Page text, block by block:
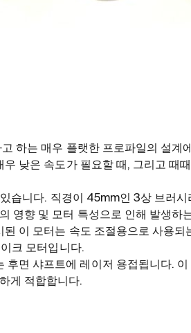
하는 매우 플랫한 프로파일의 설계
낮은 속도가 필요할 때, 그리고 때
습니다. 직경이 45mm인 3상 브러
영향 및 모터 특성으로 인해 발생하
된 이 모터는 속도 조절용으로 사용
크 모터입니다.
후면 샤프트에 레이저 용접됩니다.
게 적합합니다.